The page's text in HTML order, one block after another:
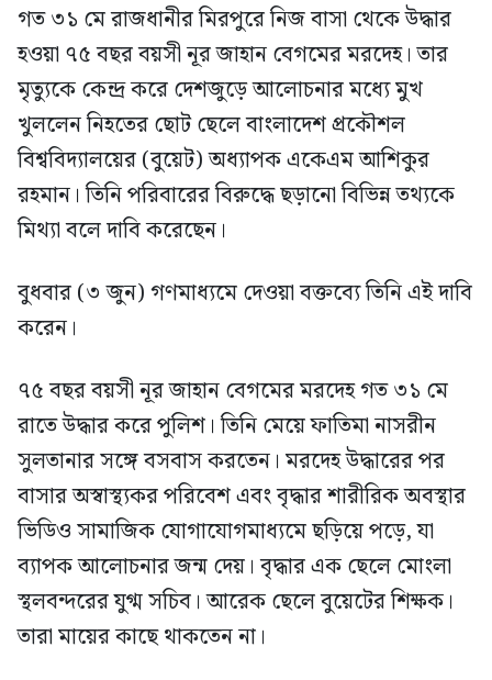
গত ৩১ মে রাজধানীর মিরপুরে নিজ বাসা থেকে উদ্ধার
হওয়া ৭৫ বছর বয়সী নূর জাহান বেগমের মরদেহ। তার
মৃত্যুকে কেন্দ্র করে দেশজুড়ে আলোচনার মধ্যে মুখ
খুললেন নিহতের ছোট ছেলে বাংলাদেশ প্রকৌশল
বিশ্ববিদ্যালয়ের (বুয়েট) অধ্যাপক একেএম আশিকুর
রহমান। তিনি পরিবারের বিরুদ্ধে ছড়ানো বিভিন্ন তথ্যকে
মিথ্যা বলে দাবি করেছেন।
বুধবার (৩ জুন) গণমাধ্যমে দেওয়া বক্তব্যে তিনি এই দাবি
করেন।
৭৫ বছর বয়সী নূর জাহান বেগমের মরদেহ গত ৩১ মে
রাতে উদ্ধার করে পুলিশ। তিনি মেয়ে ফাতিমা নাসরীন
সুলতানার সঙ্গে বসবাস করতেন। মরদেহ উদ্ধারের পর
বাসার অস্বাস্থ্যকর পরিবেশ এবং বৃদ্ধার শারীরিক অবস্থার
ভিডিও সামাজিক যোগাযোগমাধ্যমে ছড়িয়ে পড়ে, যা
ব্যাপক আলোচনার জন্ম দেয়। বৃদ্ধার এক ছেলে মোংলা
স্থলবন্দরের যুগ্ম সচিব। আরেক ছেলে বুয়েটের শিক্ষক।
তারা মায়ের কাছে থাকতেন না।